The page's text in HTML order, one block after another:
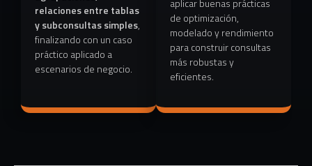
relaciones entre tablas
y subconsultas simples,
finalizando con un caso
práctico aplicado a
escenarios de negocio.
aplicar buenas prácticas
de optimización,
modelado y rendimiento
para construir consultas
más robustas y
eficientes.